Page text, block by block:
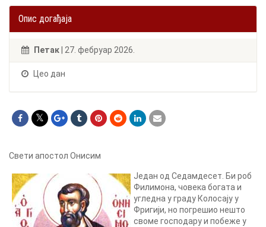
Опис догађаја
Петак | 27. фебруар 2026.
Цео дан
Свети апостол Онисим
Један од Седамдесет. Би роб
Филимона, човека богата и
угледна у граду Колосају у
Фригији, но погрешио нешто
своме господару и побеже у